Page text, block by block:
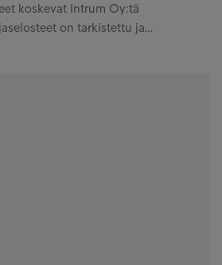
koskevat Intrum Oy:tä
on tarkistettu ja…